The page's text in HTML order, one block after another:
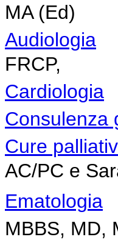
MA (Ed)
Audiologia
FRCP,
Cardiologia
Consulenza
Cure
AC/PC e
Ematologia
MBBS, MD,